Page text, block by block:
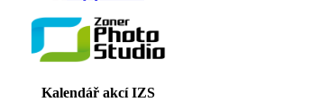
Kalendář akcí IZS